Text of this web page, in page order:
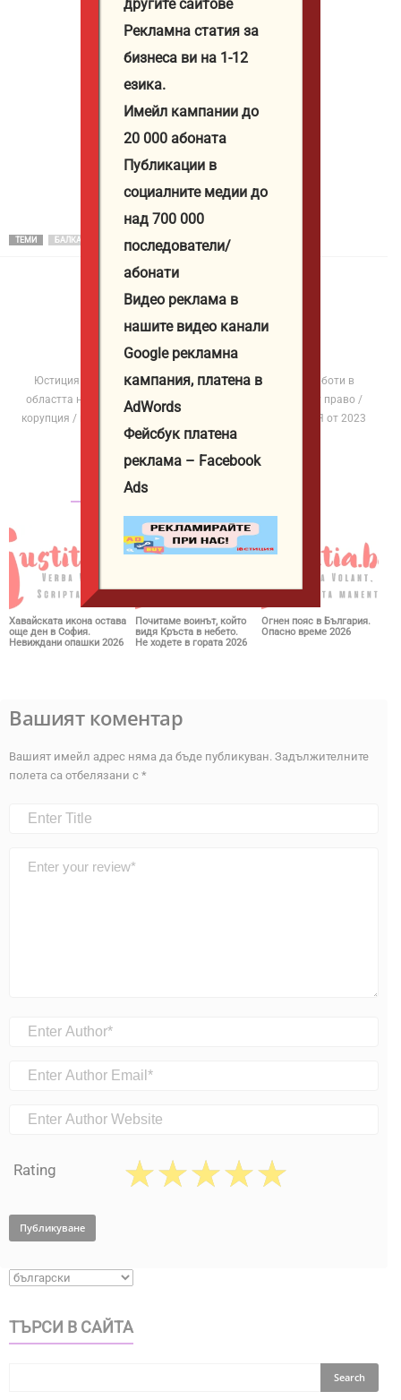
“Тройката”
в
Бургас
Декември
до
1
до 1
Февр
уари
“Тройката”
в
Бургас
Декември
до
1
до 1
Февр
ТЕМИ БАЛКАНИ
Юстиция Иванова
http://iustitia.bg/
Юстиция Иванова е журналист и автор в ЮСТИЦИЯ. Работи в
областта на разследващата журналистика с фокус върху право /
корупция / институции / политика. Публикува в ЮСТИЦИЯ от 2023
година.
СВЪРЗАНИ СТАТИИ
Хавайската икона остава
още ден в София.
Невиждани опашки 2026
Почитаме воинът, който
видя Кръста в небето.
Не ходете в гората 2026
Огнен пояс в България.
Опасно време 2026
Вашият коментар
Вашият имейл адрес няма да бъде публикуван. Задължителните
полета са отбелязани с *
Rating
ТЪРСИ В САЙТА
другите сайтове
Рекламна статия за
бизнеса ви на 1-12
езика.
Имейл кампании до
20 000 абоната
Публикации в
социалните медии до
над 700 000
последователи/
абонати
Видео реклама в
нашите видео канали
Google рекламна
кампания, платена в
AdWords
Фейсбук платена
реклама – Facebook
Ads